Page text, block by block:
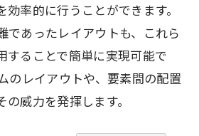
率的に行うことができます。
であったレイアウトも、これら
することで簡単に実現可能で
のレイアウトや、要素間の配置
威力を発揮します。